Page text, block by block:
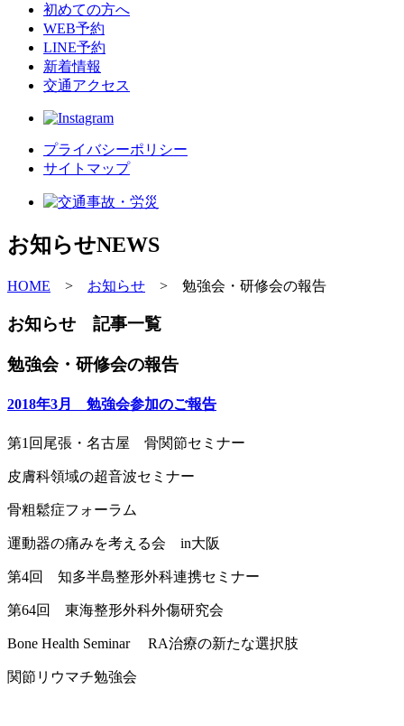
初めての方へ
WEB予約
LINE予約
新着情報
交通アクセス
プライバシーポリシー
サイトマップ
お知らせNEWS
HOME > お知らせ > 勉強会・研修会の報告
お知らせ 記事一覧
勉強会・研修会の報告
2018年3月 勉強会参加のご報告
第1回尾張・名古屋 骨関節セミナー
皮膚科領域の超音波セミナー
骨粗鬆症フォーラム
運動器の痛みを考える会 in大阪
第4回 知多半島整形外科連携セミナー
第64回 東海整形外科外傷研究会
Bone Health Seminar RA治療の新たな選択肢
関節リウマチ勉強会